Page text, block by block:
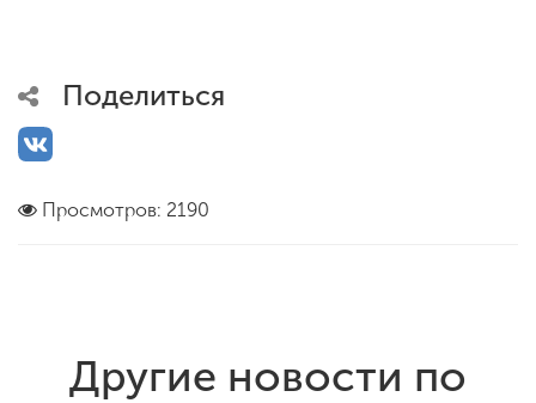
Поделиться
Просмотров: 2190
Другие новости по